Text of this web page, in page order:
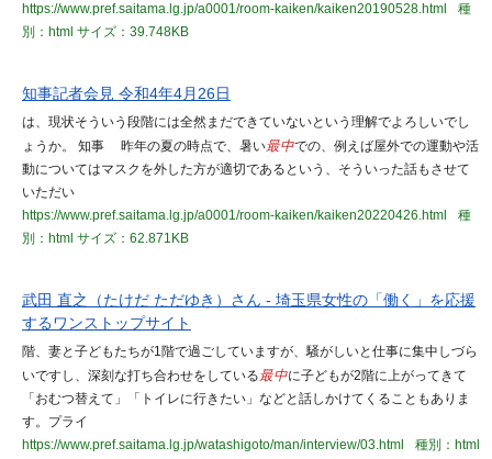
https://www.pref.saitama.lg.jp/a0001/room-kaiken/kaiken20190528.html
種
別：html サイズ：39.748KB
知事記者会見 令和4年4月26日
は、現状そういう段階には全然まだできていないという理解でよろしいでし
ょうか。 知事 昨年の夏の時点で、暑い最中での、例えば屋外での運動や活
動についてはマスクを外した方が適切であるという、そういった話もさせて
いただい
https://www.pref.saitama.lg.jp/a0001/room-kaiken/kaiken20220426.html
種
別：html サイズ：62.871KB
武田 直之（たけだ ただゆき）さん - 埼玉県女性の「働く」を応援
するワンストップサイト
階、妻と子どもたちが1階で過ごしていますが、騒がしいと仕事に集中しづら
いですし、深刻な打ち合わせをしている最中に子どもが2階に上がってきて
「おむつ替えて」「トイレに行きたい」などと話しかけてくることもありま
す。プライ
https://www.pref.saitama.lg.jp/watashigoto/man/interview/03.html
種別：html